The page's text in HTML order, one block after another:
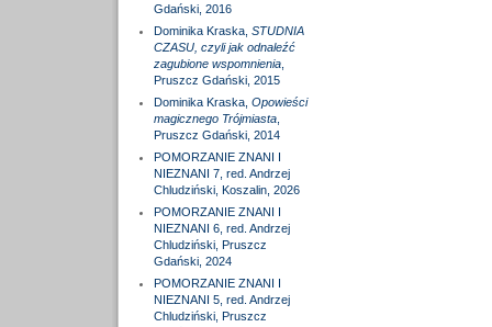
Gdański, 2016
Dominika Kraska, STUDNIA
CZASU, czyli jak odnaleźć
zagubione wspomnienia,
Pruszcz Gdański, 2015
Dominika Kraska, Opowieści
magicznego Trójmiasta,
Pruszcz Gdański, 2014
POMORZANIE ZNANI I
NIEZNANI 7, red. Andrzej
Chludziński, Koszalin, 2026
POMORZANIE ZNANI I
NIEZNANI 6, red. Andrzej
Chludziński, Pruszcz
Gdański, 2024
POMORZANIE ZNANI I
NIEZNANI 5, red. Andrzej
Chludziński, Pruszcz